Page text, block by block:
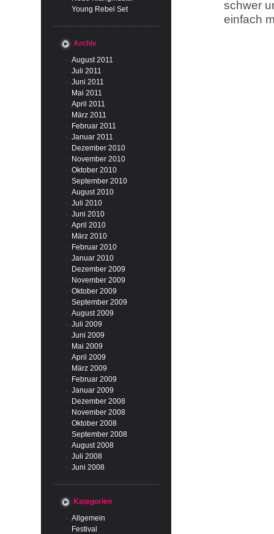
Young Rebel Set
Archiv
August 2011
Juli 2011
Juni 2011
Mai 2011
April 2011
März 2011
Februar 2011
Januar 2011
Dezember 2010
November 2010
Oktober 2010
September 2010
August 2010
Juli 2010
Juni 2010
April 2010
März 2010
Februar 2010
Januar 2010
Dezember 2009
November 2009
Oktober 2009
September 2009
August 2009
Juli 2009
Juni 2009
Mai 2009
April 2009
März 2009
Februar 2009
Januar 2009
Dezember 2008
November 2008
Oktober 2008
September 2008
August 2008
Juli 2008
Juni 2008
Kategorien
Allgemein
Festival
schwer
einfach